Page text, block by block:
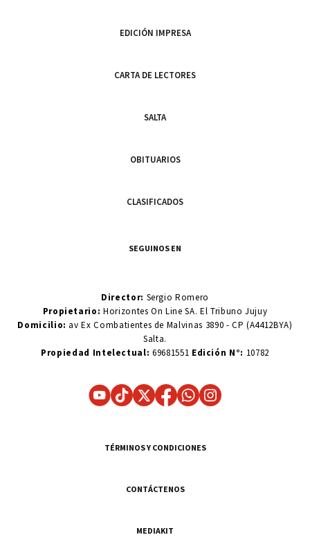
EDICIÓN IMPRESA
CARTA DE LECTORES
SALTA
OBITUARIOS
CLASIFICADOS
SEGUINOS EN
Director: Sergio Romero
Propietario:Horizontes On Line SA. El Tribuno Jujuy
Domicilio: av Ex Combatientes de Malvinas 3890 - CP (A4412BYA)
Salta.
Propiedad Intelectual: 69681551 Edición N°: 10782
TÉRMINOS Y CONDICIONES
CONTÁCTENOS
MEDIAKIT